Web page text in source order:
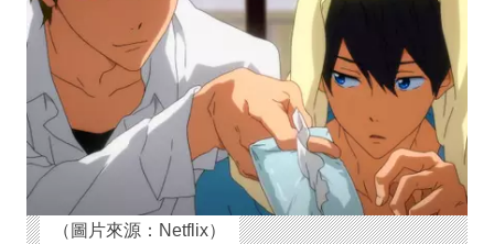
（圖片來源：Netflix）